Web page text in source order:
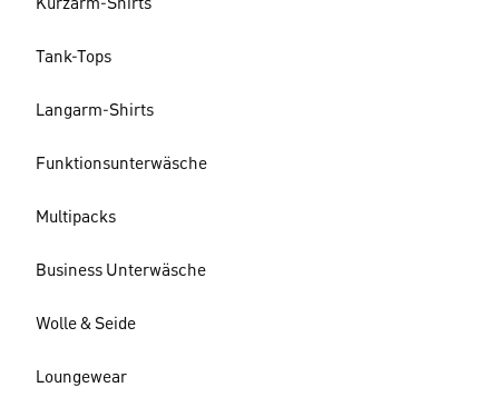
Kurzarm-Shirts
Tank-Tops
Langarm-Shirts
Funktionsunterwäsche
Multipacks
Business Unterwäsche
Wolle & Seide
Loungewear